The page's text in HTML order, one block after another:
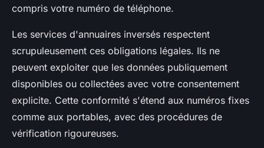
compris votre numéro de téléphone.
Les services d'annuaires inversés respectent
scrupuleusement ces obligations légales. Ils ne
peuvent exploiter que les données publiquement
disponibles ou collectées avec votre consentement
explicite. Cette conformité s'étend aux numéros fixes
comme aux portables, avec des procédures de
vérification rigoureuses.